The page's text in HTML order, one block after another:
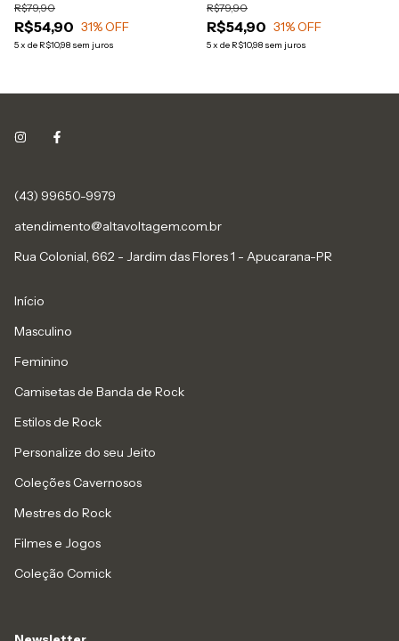
R$54,90
R$79,90
31% OFF
5x de R$10,98 sem juros
R$54,90
R$79,90
31% OFF
5x de R$10,98 sem juros
(43) 99650-9979
atendimento@altavoltagem.com.br
Rua Colonial, 662 - Jardim das Flores 1 - Apucarana-PR
Início
Masculino
Feminino
Camisetas de Banda de Rock
Estilos de Rock
Personalize do seu Jeito
Coleções Cavernosos
Mestres do Rock
Filmes e Jogos
Coleção Comick